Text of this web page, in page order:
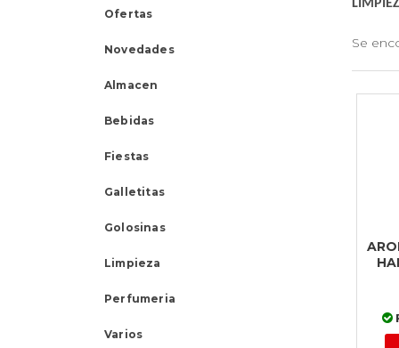
Ofertas
Novedades
Almacen
Bebidas
Fiestas
Galletitas
Golosinas
Limpieza
Perfumeria
Varios
Se